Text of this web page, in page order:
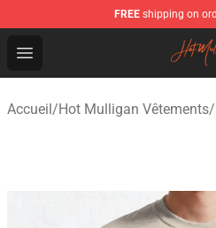
FREE shipping on
Open menu
Hot Mulligan Shop -
Accueil/Hot Mulligan Vêtements/